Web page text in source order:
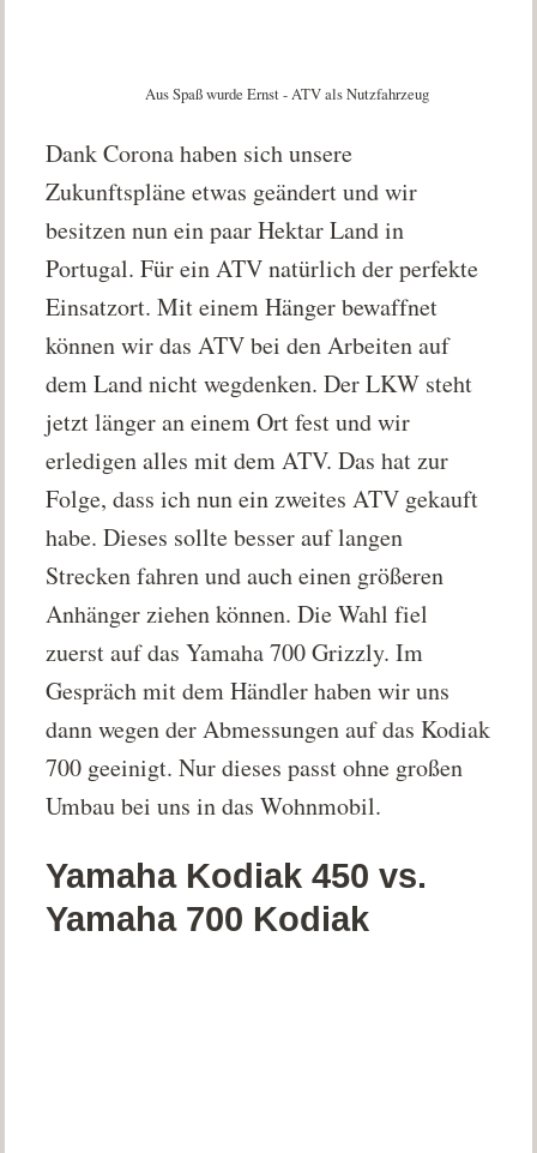
Aus Spaß wurde Ernst - ATV als Nutzfahrzeug
Dank Corona haben sich unsere
Zukunftspläne etwas geändert und wir
besitzen nun ein paar Hektar Land in
Portugal. Für ein ATV natürlich der perfekte
Einsatzort. Mit einem Hänger bewaffnet
können wir das ATV bei den Arbeiten auf
dem Land nicht wegdenken. Der LKW steht
jetzt länger an einem Ort fest und wir
erledigen alles mit dem ATV. Das hat zur
Folge, dass ich nun ein zweites ATV gekauft
habe. Dieses sollte besser auf langen
Strecken fahren und auch einen größeren
Anhänger ziehen können. Die Wahl fiel
zuerst auf das Yamaha 700 Grizzly. Im
Gespräch mit dem Händler haben wir uns
dann wegen der Abmessungen auf das Kodiak
700 geeinigt. Nur dieses passt ohne großen
Umbau bei uns in das Wohnmobil.
Yamaha Kodiak 450 vs.
Yamaha 700 Kodiak